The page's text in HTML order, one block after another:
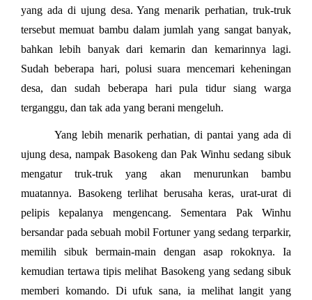
yang ada di ujung desa. Yang menarik perhatian, truk-truk
tersebut memuat bambu dalam jumlah yang sangat banyak,
bahkan lebih banyak dari kemarin dan kemarinnya lagi.
Sudah beberapa hari, polusi suara mencemari keheningan
desa, dan sudah beberapa hari pula tidur siang warga
terganggu, dan tak ada yang berani mengeluh.
Yang lebih menarik perhatian, di pantai yang ada di
ujung desa, nampak Basokeng dan Pak Winhu sedang sibuk
mengatur truk-truk yang akan menurunkan bambu
muatannya. Basokeng terlihat berusaha keras, urat-urat di
pelipis kepalanya mengencang. Sementara Pak Winhu
bersandar pada sebuah mobil Fortuner yang sedang terparkir,
memilih sibuk bermain-main dengan asap rokoknya. Ia
kemudian tertawa tipis melihat Basokeng yang sedang sibuk
memberi komando. Di ufuk sana, ia melihat langit yang